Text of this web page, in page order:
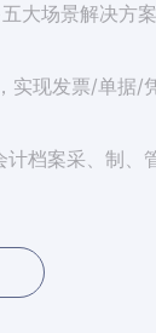
大场景解决方
实现发票/单据/
计档案采、制、